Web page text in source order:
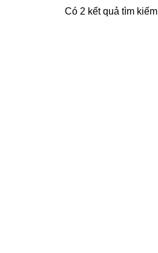
Có 2 kết quả tìm kiếm